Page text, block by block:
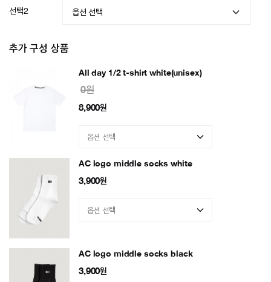
선택2
추가 구성 상품
All day 1/2 t-shirt white(unisex)
0원
8,900원
AC logo middle socks white
3,900원
AC logo middle socks black
3,900원